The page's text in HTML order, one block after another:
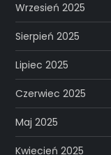
Wrzesień 2025
Sierpień 2025
Lipiec 2025
Czerwiec 2025
Maj 2025
Kwiecień 2025